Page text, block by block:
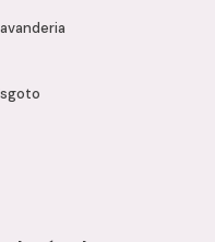
no momento da
consultores
oportunidade com